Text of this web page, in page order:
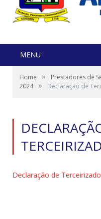
MENU
Home »
Prestadores de
2024 » Declaração de
Declaração de